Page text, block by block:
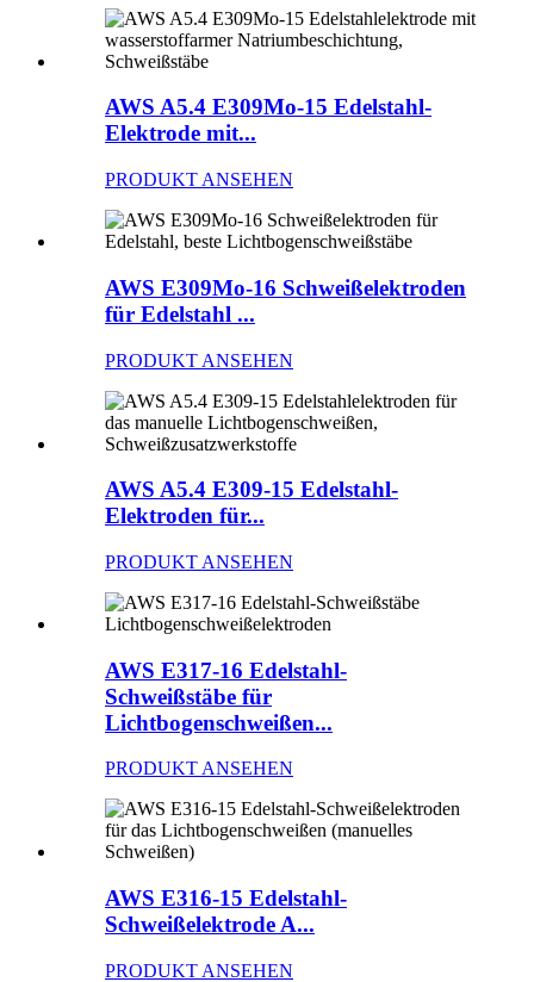
AWS A5.4 E309Mo-15 Edelstahl-
Elektrode mit...
PRODUKT ANSEHEN
AWS E309Mo-16 Schweißelektroden
für Edelstahl ...
PRODUKT ANSEHEN
AWS A5.4 E309-15 Edelstahl-
Elektroden für...
PRODUKT ANSEHEN
AWS E317-16 Edelstahl-
Schweißstäbe für
Lichtbogenschweißen...
PRODUKT ANSEHEN
AWS E316-15 Edelstahl-
Schweißelektrode A...
PRODUKT ANSEHEN